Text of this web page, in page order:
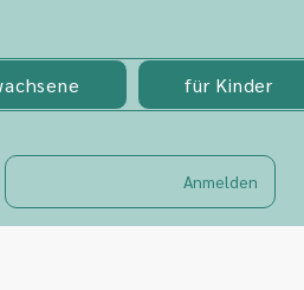
für Kinder
Anmelden